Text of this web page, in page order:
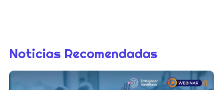
Noticias Recomendadas